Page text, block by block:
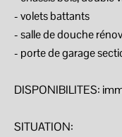
- volets battants
- salle de douche
- porte de garage
DISPONIBILITES:
SITUATION: